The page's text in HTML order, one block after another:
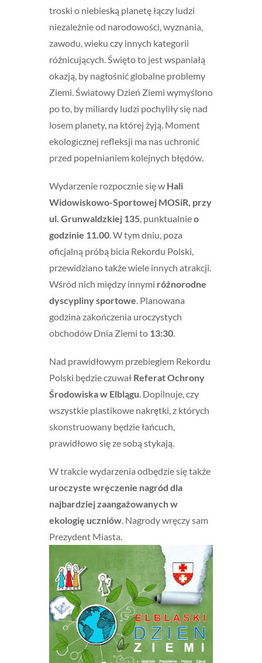
troski o niebieską planetę łączy ludzi
niezależnie od narodowości, wyznania,
zawodu, wieku czy innych kategorii
różnicujących. Święto to jest wspaniałą
okazją, by nagłośnić globalne problemy
Ziemi. Światowy Dzień Ziemi wymyślono
po to, by miliardy ludzi pochyliły się nad
losem planety, na której żyją. Moment
ekologicznej refleksji ma nas uchronić
przed popełnianiem kolejnych błędów.
Wydarzenie rozpocznie się w Hali
Widowiskowo-Sportowej MOSiR, przy
ul. Grunwaldzkiej 135, punktualnieo
godzinie 11.00. W tym dniu, poza
oficjalną próbą bicia Rekordu Polski,
przewidziano także wiele innych atrakcji.
Wśród nich między innymi różnorodne
dyscypliny sportowe. Planowana
godzina zakończenia uroczystych
obchodów Dnia Ziemi to 13:30.
Nad prawidłowym przebiegiem Rekordu
Polski będzie czuwał Referat Ochrony
Środowiska w Elblągu. Dopilnuje, czy
wszystkie plastikowe nakrętki, z których
skonstruowany będzie łańcuch,
prawidłowo się ze sobą stykają.
W trakcie wydarzenia odbędzie się także
uroczyste wręczenie nagród dla
najbardziej zaangażowanych w
ekologię uczniów. Nagrody wręczy sam
Prezydent Miasta.